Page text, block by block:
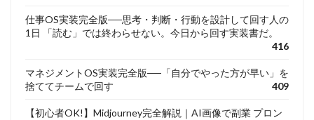
仕事OS実装完全版──思考・判断・行動を設計して回す人の
1日 「読む」では終わらせない。今日から回す実装書だ。
416
マネジメントOS実装完全版──「自分でやった方が早い」を
捨ててチームで回す
409
【初心者OK!】Midjourney完全解説｜AI画像で副業 プロン